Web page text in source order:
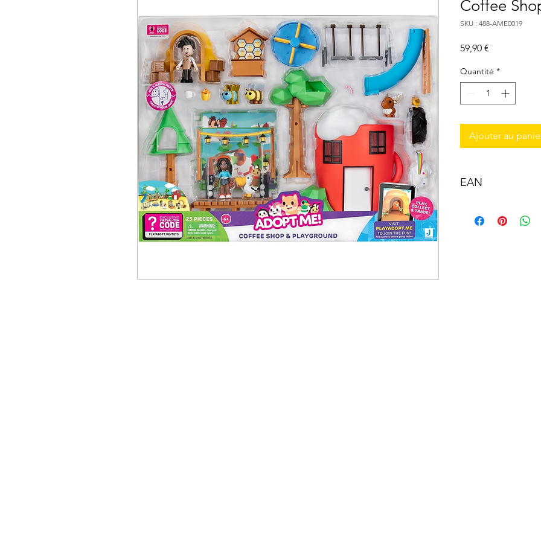
Coffee
SKU : 488-AME0019
59,90 €
Quantité *
Ajouter au
EAN